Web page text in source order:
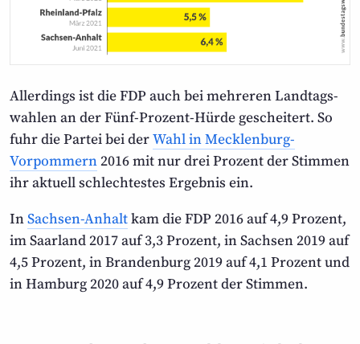
Allerdings ist die FDP auch bei mehreren Landtags­
wahlen an der Fünf-Prozent-Hürde gescheitert. So
fuhr die Partei bei derWahl in Mecklenburg-
Vorpommern2016 mit nur drei Prozent der Stimmen
ihr aktuell schlechtestes Ergebnis ein.
InSachsen-Anhaltkam die FDP 2016 auf 4,9 Prozent,
im Saarland 2017 auf 3,3 Prozent, in Sachsen 2019 auf
4,5 Prozent, in Brandenburg 2019 auf 4,1 Prozent und
in Hamburg 2020 auf 4,9 Prozent der Stimmen.